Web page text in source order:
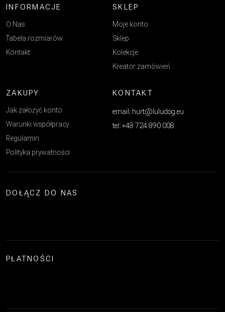
INFORMACJE
O Nas
Tabela rozmiarów
Kontakt
SKLEP
Moje konto
Sklep
Kolekcje
Kreator zamówień
ZAKUPY
Jak założyć konto
Warunki współpracy
Regulamin
Polityka prywatności
KONTAKT
email: hurt@luludog.eu
tel: +48 724 890 008
DOŁĄCZ DO NAS
PŁATNOŚCI